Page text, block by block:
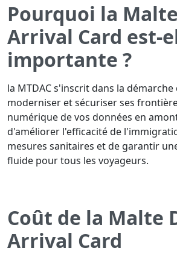
Pourquoi la
Arrival Card est-
importante ?
la MTDAC s'inscrit dans la
moderniser et sécuriser ses
numérique de vos données en
d'améliorer l'efficacité de
mesures sanitaires et de garantir
fluide pour tous les voyageurs.
Coût de la Malte
Arrival Card